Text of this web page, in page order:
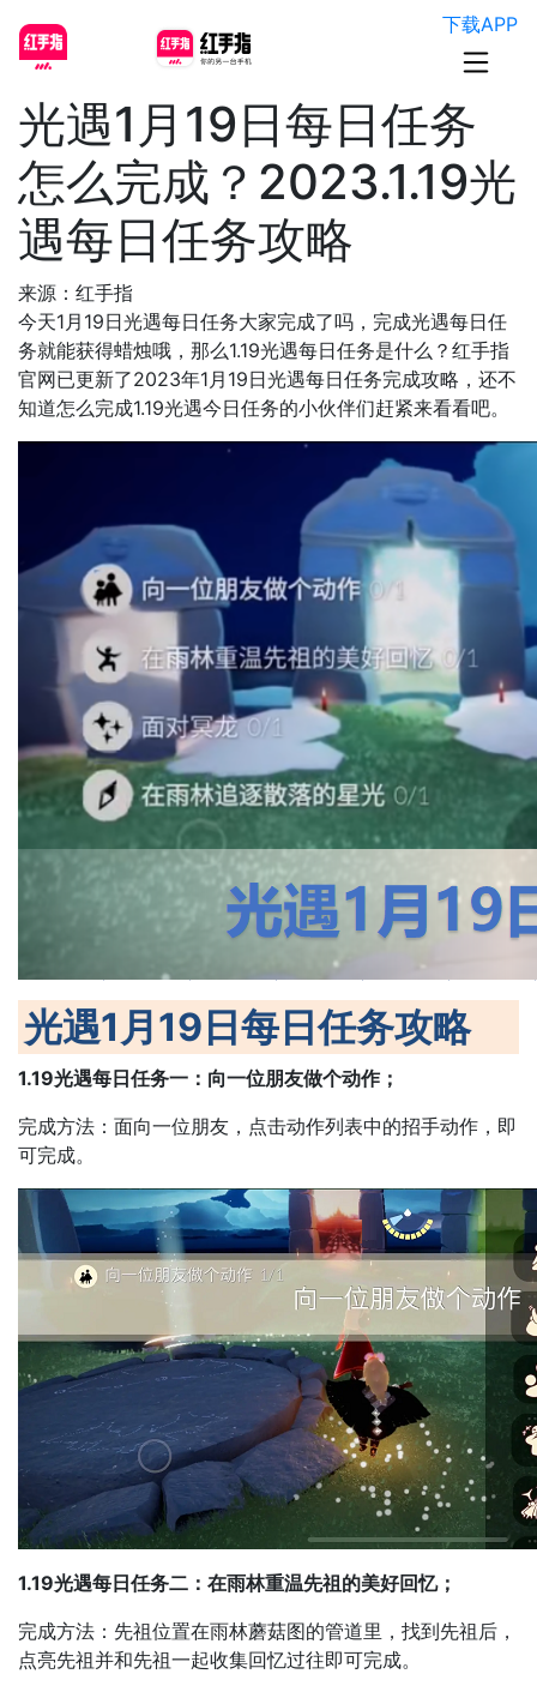
下载APP
光遇1月19日每日任务
怎么完成？2023.1.19光
遇每日任务攻略
来源：红手指
今天1月19日光遇每日任务大家完成了吗，完成光遇每日任
务就能获得蜡烛哦，那么1.19光遇每日任务是什么？红手指
官网已更新了2023年1月19日光遇每日任务完成攻略，还不
知道怎么完成1.19光遇今日任务的小伙伴们赶紧来看看吧。
光遇1月19日每日任务攻略
1.19光遇每日任务一：向一位朋友做个动作；
完成方法：面向一位朋友，点击动作列表中的招手动作，即
可完成。
1.19光遇每日任务二：在雨林重温先祖的美好回忆；
完成方法：先祖位置在雨林蘑菇图的管道里，找到先祖后，
点亮先祖并和先祖一起收集回忆过往即可完成。